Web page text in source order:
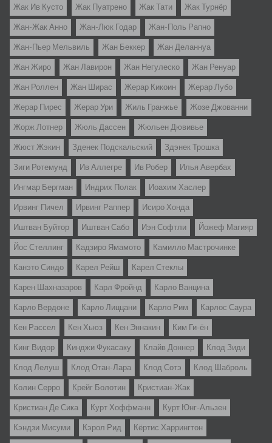
Жак Ив Кусто Жак Пуатрено Жак Тати Жак Турнёр
Жан-Жак Анно Жан-Люк Годар Жан-Поль Рапно
Жан-Пьер Мельвиль Жан Беккер Жан Деланнуа
Жан Жиро Жан Лавирон Жан Негулеско Жан Ренуар
Жан Роллен Жан Ширас Жерар Кикоин Жерар Лубо
Жерар Пирес Жерар Ури Жиль Гранжье Жозе Джованни
Жорж Лотнер Жюль Дассен Жюльен Дювивье
Жюст Жэкин Зденек Подскальский Здэнек Трошка
Зиги Ротемунд Ив Аллегре Ив Робер Илья Авербах
Ингмар Бергман Индрих Полак Иоахим Хаслер
Ирвинг Пичел Ирвинг Раппер Исиро Хонда
Иштван Буйтор Иштван Сабо Иэн Софтли Йожеф Магияр
Йос Стеллинг Кадзиро Ямамото Камилло Мастрочинке
Канэто Синдо Карел Рейш Карел Стеклы
Карен Шахназаров Карл Фройнд Карло Ванцина
Карло Вердоне Карло Лиццани Карло Рим Карлос Саура
Кен Рассел Кен Хьюз Кен Эннакин Ким Ги-ён
Кинг Видор Кинджи Фукасаку Клайв Доннер Клод Зиди
Клод Лелуш Клод Отан-Лара Клод Сотэ Клод Шаброль
Колин Серро Крейг Болотин Кристиан-Жак
Кристиан Де Сика Курт Хоффманн Курт Юнг-Альзен
Кэндзи Мисуми Кэрол Рид Кёртис Харрингтон